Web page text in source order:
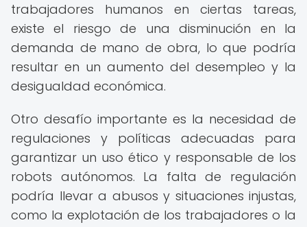
trabajadores humanos en ciertas tareas,
existe el riesgo de una disminución en la
demanda de mano de obra, lo que podría
resultar en un aumento del desempleo y la
desigualdad económica.
Otro desafío importante es la necesidad de
regulaciones y políticas adecuadas para
garantizar un uso ético y responsable de los
robots autónomos. La falta de regulación
podría llevar a abusos y situaciones injustas,
como la explotación de los trabajadores o la